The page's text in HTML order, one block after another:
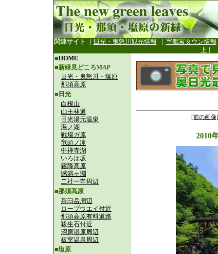
関連サイト ｜ 日光・鬼怒川観光情報 ｜ 宇都宮タウン情報
ト |
■HOME
■新緑見どころMAP
日光・鬼怒川・塩原
那須高原
■日光
白根山
山王林道
日光湯元温泉
湯ノ湖
戦場ガ原
竜頭ノ滝
中禅寺湖
いろは坂
霧降高原
憾満ヶ淵
二社一寺周辺
■那須高原
茶臼岳周辺
ロープウエイ付近
那須高原有料道路
殺生石付近
沼原湿原周辺
板室温泉周辺
■塩原
[前の画像]
2010